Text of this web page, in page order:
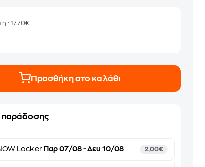
: 17,70€
Προσθήκη στο καλάθι
παράδοσης
Locker Παρ 07/08 - Δευ 10/08 2,00€